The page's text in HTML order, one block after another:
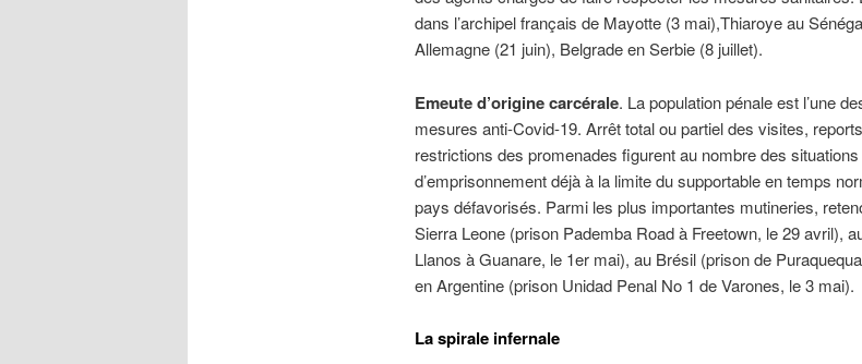
dans l’archipel français de Mayotte (3 mai),Thiaroye au
Allemagne (21 juin), Belgrade en Serbie (8 juillet).
Emeute d’origine carcérale. La population pénale est l’une
mesures anti-Covid-19. Arrêt total ou partiel des visites,
restrictions des promenades figurent au nombre des
d’emprisonnement déjà à la limite du supportable en temps
pays défavorisés. Parmi les plus importantes mutineries,
Sierra Leone (prison Pademba Road à Freetown, le 29 avril),
Llanos à Guanare, le 1er mai), au Brésil (prison de
en Argentine (prison Unidad Penal No 1 de Varones, le 3 mai).
La spirale infernale